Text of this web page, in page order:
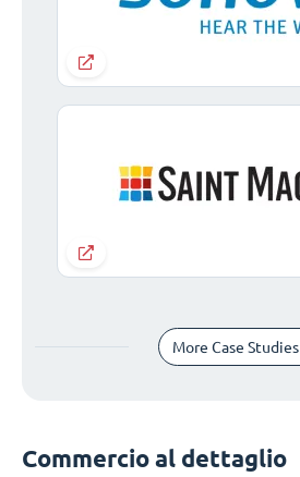
More Case Studies
Commercio al dettaglio